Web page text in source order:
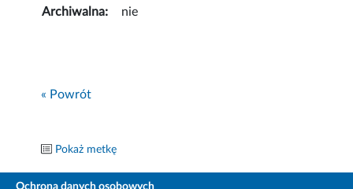
Archiwalna: nie
« Powrót
Pokaż metkę
Ochrona danych osobowych